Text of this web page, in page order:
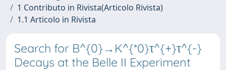
1 Contributo in Rivista(Articolo Rivista)
1.1 Articolo in Rivista
Search for B^{0}→K^{*0}τ^{+}τ^{-}
Decays at the Belle II Experiment